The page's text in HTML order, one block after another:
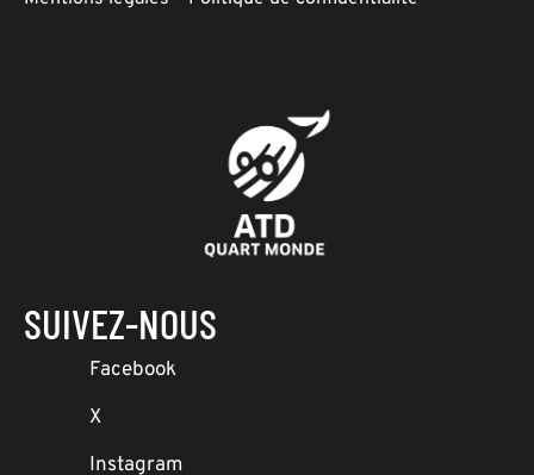
SUIVEZ-NOUS
Facebook
X
Instagram